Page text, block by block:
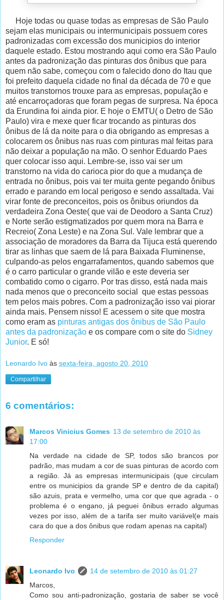
Hoje todas ou quase todas as empresas de São Paulo
sejam elas municipais ou intermunicipais possuem cores
padronizadas com excessão dos municipios do interior
daquele estado. Estou mostrando aqui como era São Paulo
antes da padronização das pinturas dos ônibus que para
quem não sabe, começou com o falecido dono do Itau que
foi prefeito daquela cidade no final da década de 70 e que
muitos transtornos trouxe para as empresas, população e
até encarroçadoras que foram pegas de surpresa. Na época
da Erundina foi ainda pior. E hoje o EMTU( o Detro de São
Paulo) vira e mexe quer ficar trocando as pinturas dos
ônibus de lá da noite para o dia obrigando as empresas a
colocarem os ônibus nas ruas com pinturas mal feitas para
não deixar a população na mão. O senhor Eduardo Paes
quer colocar isso aqui. Lembre-se, isso vai ser um
transtorno na vida do carioca pior do que a mudança de
entrada no ônibus, pois vai ter muita gente pegando ônibus
errado e parando em local perigoso e sendo assaltada. Vai
virar fonte de preconceitos, pois os ônibus oriundos da
verdadeira Zona Oeste( que vai de Deodoro a Santa Cruz)
e Norte serão estigmatizados por quem mora na Barra e
Recreio( Zona Leste) e na Zona Sul. Vale lembrar que a
associação de moradores da Barra da Tijuca está querendo
tirar as linhas que saem de lá para Baixada Fluminense,
culpando-as pelos engarrafamentos, quando sabemos que
é o carro particular o grande vilão e este deveria ser
combatido como o cigarro. Por tras disso, está nada mais
nada menos que o preconceito social que estas pessoas
tem pelos mais pobres. Com a padronização isso vai piorar
ainda mais. Pensem nisso! E acessem o site que mostra
como eram as pinturas antigas dos ônibus de São Paulo
antes da padronização e os compare com o site do Sidney
Junior. E só!
Leonardo Ivo às sexta-feira, agosto 20, 2010
Compartilhar
6 comentários:
Marcos Vinicius Gomes 13 de setembro de 2010 às
17:00
Na verdade na cidade de SP, todos são brancos por
padrão, mas mudam a cor de suas pinturas de acordo com
a região. Já as empresas intermunicipais (que circulam
entre os municipios da grande SP e dentro de da capital)
são azuis, prata e vermelho, uma cor que que agrada - o
problema é o engano, já peguei ônibus errado algumas
vezes por isso, além de a tarifa ser muito variável(e mais
cara do que a dos ônibus que rodam apenas na capital)
Responder
Leonardo Ivo
14 de setembro de 2010 às 01:27
Marcos,
Como sou anti-padronização, gostaria de saber se você